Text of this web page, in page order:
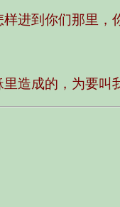
进到你们那里
造成的，为要